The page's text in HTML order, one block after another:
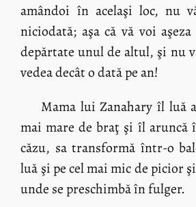
amândoi în acelaşi loc, nu
niciodată; aşa că vă voi
depărtate unul de altul, şi nu
vedea decât o dată pe an!
Mama lui Zanahary îl luă
mai mare de braţ şi îl aruncă
căzu, sa transformă într-o
luă şi pe cel mai mic de picior
unde se preschimbă în fulger.